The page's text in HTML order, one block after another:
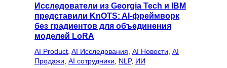
Исследователи из Georgia Tech и IBM
представили KnOTS: AI-фреймворк
без градиентов для объединения
моделей LoRA
AI Product AI Исследования AI Новости AI
Продажи AI сотрудники NLP, ИИ